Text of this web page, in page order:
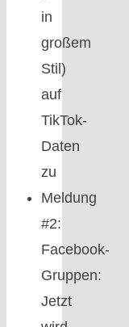
in
großem
Stil)
auf
TikTok-
Daten
zu
Meldung
#2:
Facebook-
Gruppen:
Jetzt